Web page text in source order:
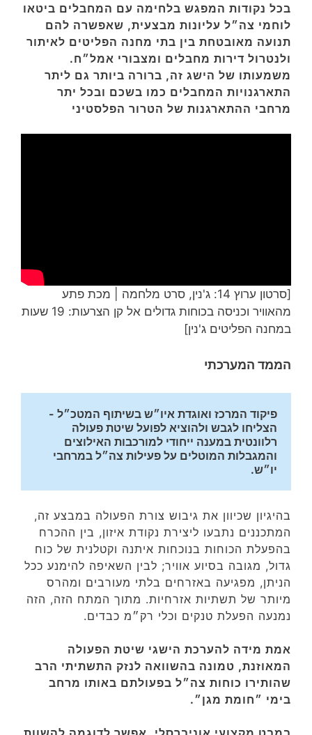
בכל נקודות המפגש בלחימה עם המחבלים ביטאו
לוחמי צה״ל עליונות מבצעית, שאפשרה להם
תנועה מאובטחת בין בתי מחנה הפליטים לאיתור
ולנטרול דירות מחבלים ומצבורי אמל״ח.
משמעותו של הישג זה, ברורה ביותר גם ליתר
התארגנויות המחבלים כמו בשכם ובכל יתר
מרחבי ההתארגנות של הטרור הפלסטיני
[סרטון ערוץ 14: ג'נין, סרט מלחמה | מכת פתע
מהאוויר וכניסה בכוחות גדולים אל קן הצרעות: 19 שעות
במחנה הפליטים ג'נין]
הממד המערכתי
יו״ש.
בהיגיון שכיוון את גיבוש צורת הפעולה במבצע זה,
המתכננים נתבעו ליצירת נקודת איזון, בין ההכרח
בהפעלת הכוחות בנוכחות איתנה וקטלנית של כוח
גדול, מגובה בסיוע אוויר; לבין השאיפה להימנע ככל
הניתן, מפגיעה באזרחים בלתי מעורבים ומהרס
מיותר של תשתיות אזרחיות. מתוך המתח הזה, הזה
נמנעה הפעלת טנקים וכלי רק״מ כבדים.
אמת מידה להערכת הישגי שיטת הפעולה
המאוזנת, טמונה בהשוואה לנזק התשתיתי הרב
שהותירו כוחות צה״ל בפעולתם באותו מרחב
בימי ״חומת מגן״.